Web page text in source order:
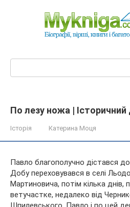
По лезу ножа |
Історія Катерина Моця
Павло благополучно дістався
Добу переховувався в селі
Мартиновича, потім кілька днів,
ветучастке, недалеко від